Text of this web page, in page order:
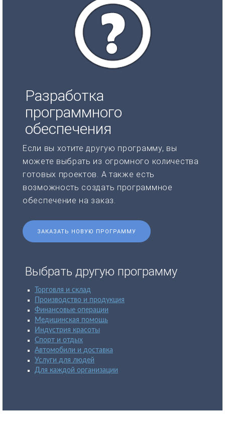
Разработка
программного
обеспечения
Если вы хотите другую программу, вы
можете выбрать из огромного количества
готовых проектов. А также есть
возможность создать программное
обеспечение на заказ.
ЗАКАЗАТЬ НОВУЮ ПРОГРАММУ
Выбрать другую программу
Торговля и склад
Производство и продукция
Финансовые операции
Медицинская помощь
Индустрия красоты
Спорт и отдых
Автомобили и доставка
Услуги для людей
Для каждой организации